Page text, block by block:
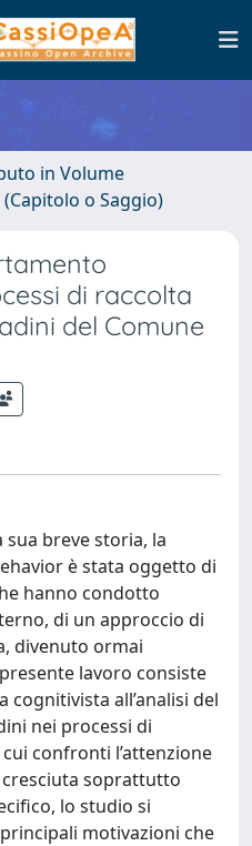
in Volume
o Saggio)
di raccolta
del Comune
sua breve storia, la
è stata oggetto di
hanno condotto
di un approccio di
divenuto ormai
lavoro consiste
cognitivista all’analisi del
nei processi di
confronti l’attenzione
soprattutto
lo studio si
motivazioni che